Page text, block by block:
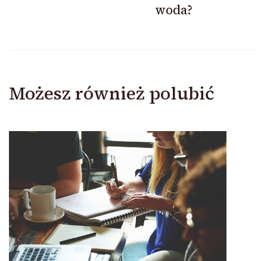
woda?
Możesz również polubić